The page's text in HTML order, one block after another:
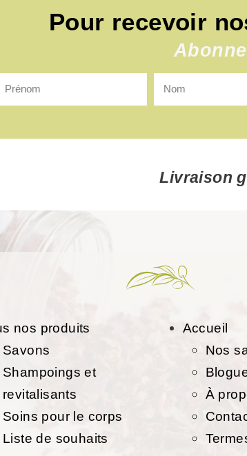
Pour recevoir
Livraison
nos produits
Savons
Shampoings et
revitalisants
Soins pour le corps
Liste de souhaits
Accueil
Nos
À